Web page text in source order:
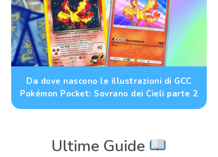
Da dove nascono le illustrazioni di GCC
Pokémon Pocket: Sovrano dei Cieli parte 2
Ultime Guide